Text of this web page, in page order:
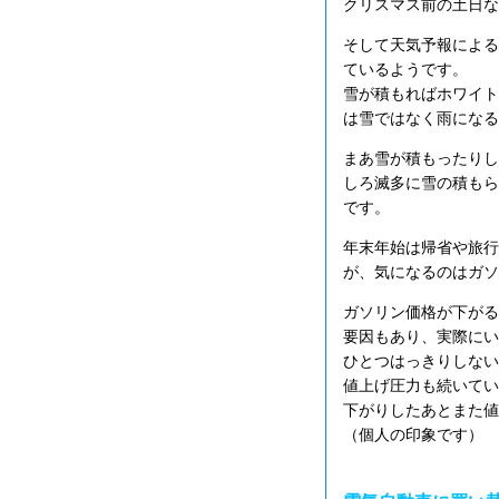
クリスマス前の土日
そして天気予報によ
ているようです。
雪が積もればホワイ
は雪ではなく雨にな
まあ雪が積もったり
しろ滅多に雪の積も
です。
年末年始は帰省や旅
が、気になるのはガ
ガソリン価格が下が
要因もあり、実際に
ひとつはっきりしな
値上げ圧力も続いて
下がりしたあとまた
（個人の印象です）